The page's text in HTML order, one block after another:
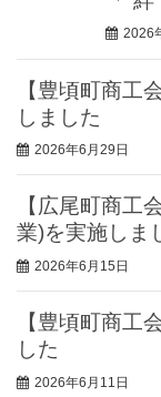
2026
【豊頃町商工
しました
2026年6月29日
【広尾町商工
業)を実施しま
2026年6月15日
【豊頃町商工
した
2026年6月11日